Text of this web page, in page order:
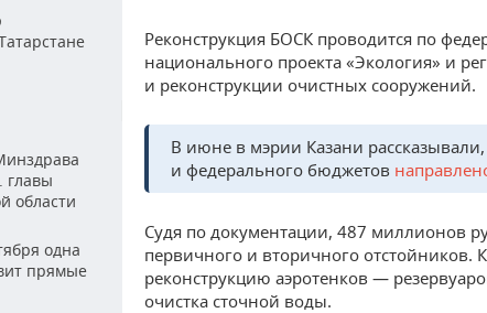
главы
области
одна
прямые
Реконструкция БОСК проводится по
национального проекта «Экология» и
и реконструкции очистных сооружений.
В июне в мэрии Казани
и федерального бюджетов
Судя по документации, 487 миллионов
первичного и вторичного отстойников.
реконструкцию аэротенков —
очистка сточной воды.